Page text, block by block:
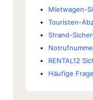
Mietwagen-
Touristen-
Strand-
RENTAL12
Häufige